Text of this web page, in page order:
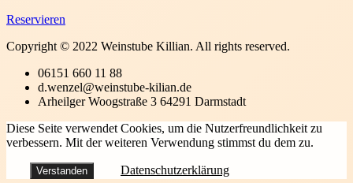
Reservieren
Copyright © 2022 Weinstube Killian. All rights reserved.
06151 660 11 88
d.wenzel@weinstube-kilian.de
Arheilger Woogstraße 3 64291 Darmstadt
Diese Seite verwendet Cookies, um die Nutzerfreundlichkeit zu
verbessern. Mit der weiteren Verwendung stimmst du dem zu.
Verstanden Datenschutzerklärung